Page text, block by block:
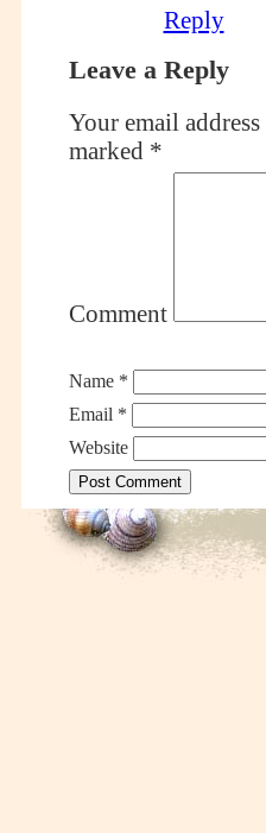
Reply
Leave a Reply
Your email
marked *
Comment
Name *
Email *
Website